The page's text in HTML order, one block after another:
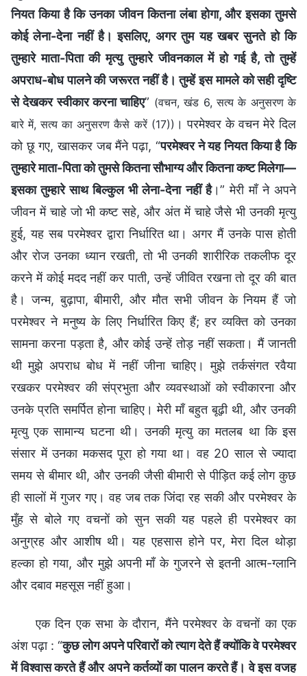
नियत किया है कि उनका जीवन कितना लंबा होगा, और इसका तुमसे
कोई लेना-देना नहीं है। इसलिए, अगर तुम यह खबर सुनते हो कि
तुम्हारे माता-पिता की मृत्यु तुम्हारे जीवनकाल में हो गई है, तो तुम्हें
अपराध-बोध पालने की जरूरत नहीं है। तुम्हें इस मामले को सही दृष्टि
से देखकर स्वीकार करना चाहिए” (वचन, खंड 6, सत्य के अनुसरण के
बारे में, सत्य का अनुसरण कैसे करें (17)) । परमेश्वर के वचन मेरे दिल
को छू गए, खासकर जब मैंने पढ़ा, “परमेश्वर ने यह नियत किया है कि
तुम्हारे माता-पिता को तुमसे कितना सौभाग्य और कितना कष्ट मिलेगा—
इसका तुम्हारे साथ बिल्कुल भी लेना-देना नहीं है।” मेरी माँ ने अपने
जीवन में चाहे जो भी कष्ट सहे, और अंत में चाहे जैसे भी उनकी मृत्यु
हुई, यह सब परमेश्वर द्वारा निर्धारित था। अगर मैं उनके पास होती
और रोज उनका ध्यान रखती, तो भी उनकी शारीरिक तकलीफ दूर
करने में कोई मदद नहीं कर पाती, उन्हें जीवित रखना तो दूर की बात
है। जन्म, बुढ़ापा, बीमारी, और मौत सभी जीवन के नियम हैं जो
परमेश्वर ने मनुष्य के लिए निर्धारित किए हैं; हर व्यक्ति को उनका
सामना करना पड़ता है, और कोई उन्हें तोड़ नहीं सकता। मैं जानती
थी मुझे अपराध बोध में नहीं जीना चाहिए। मुझे तर्कसंगत रवैया
रखकर परमेश्वर की संप्रभुता और व्यवस्थाओं को स्वीकारना और
उनके प्रति समर्पित होना चाहिए। मेरी माँ बहुत बूढ़ी थी, और उनकी
मृत्यु एक सामान्य घटना थी। उनकी मृत्यु का मतलब था कि इस
संसार में उनका मकसद पूरा हो गया था। वह 20 साल से ज्यादा
समय से बीमार थी, और उनकी जैसी बीमारी से पीड़ित कई लोग कुछ
ही सालों में गुजर गए। वह जब तक जिंदा रह सकी और परमेश्वर के
मुँह से बोले गए वचनों को सुन सकी यह पहले ही परमेश्वर का
अनुग्रह और आशीष थी। यह एहसास होने पर, मेरा दिल थोड़ा
हल्का हो गया, और मुझे अपनी माँ के गुजरने से इतनी आत्म-ग्लानि
और दबाव महसूस नहीं हुआ।
एक दिन एक सभा के दौरान, मैंने परमेश्वर के वचनों का एक
अंश पढ़ा : “कुछ लोग अपने परिवारों को त्याग देते हैं क्योंकि वे परमेश्वर
में विश्वास करते हैं और अपने कर्तव्यों का पालन करते हैं। वे इस वजह